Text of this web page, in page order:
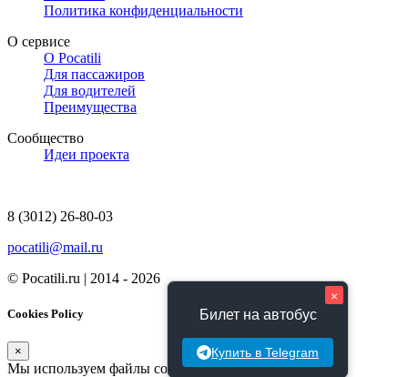
Политика конфиденциальности
О сервисе
О Pocatili
Для пассажиров
Для водителей
Преимущества
Сообщество
Идеи проекта
8 (3012) 26-80-03
pocatili@mail.ru
© Pocatili.ru | 2014 - 2026
Cookies Policy
×
Мы используем файлы cookie, чтобы сделать сайт ещё
×
Билет на автобус
Купить в Telegram